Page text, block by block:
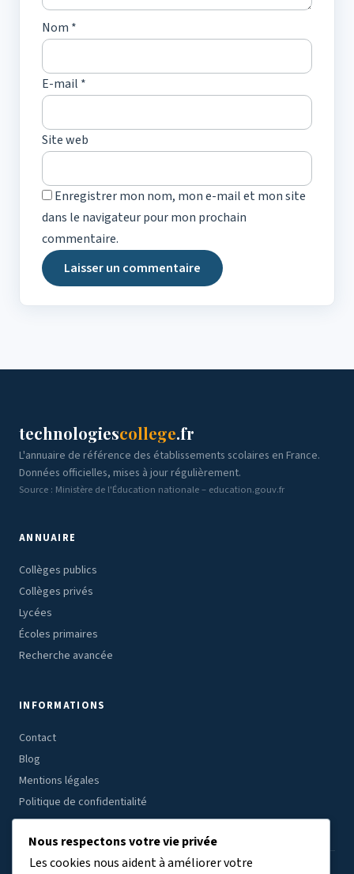
Nom *
E-mail *
Site web
Enregistrer mon nom, mon e-mail et mon site
dans le navigateur pour mon prochain
commentaire.
technologiescollege.fr
L'annuaire de référence des établissements scolaires en France.
Données officielles, mises à jour régulièrement.
Source : Ministère de l'Éducation nationale – education.gouv.fr
ANNUAIRE
Collèges publics
Collèges privés
Lycées
Écoles primaires
Recherche avancée
INFORMATIONS
Contact
Blog
Mentions légales
Politique de confidentialité
Nous respectons votre vie privée
Les cookies nous aident à améliorer votre